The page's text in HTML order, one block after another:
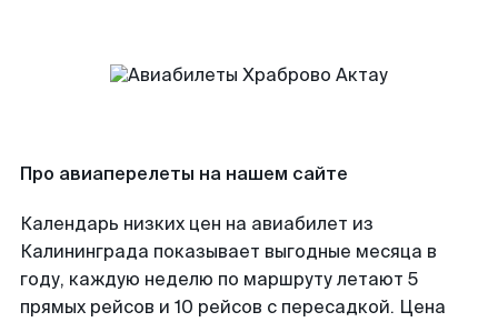
Про авиаперелеты на нашем сайте
Календарь низких цен на авиабилет из
Калининграда показывает выгодные месяца в
году, каждую неделю по маршруту летают 5
прямых рейсов и 10 рейсов с пересадкой. Цена